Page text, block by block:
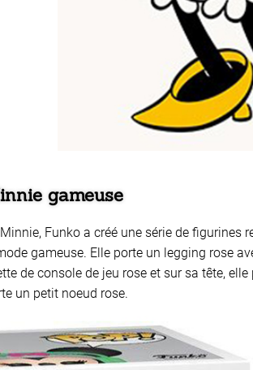
gameuse
Funko a créé une série de figurines
gameuse. Elle porte un legging rose
de console de jeu rose et sur sa tête,
un petit noeud rose.